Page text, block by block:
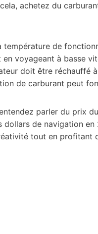
achetez du
de
voyageant à basse
doit être réchauffé
de carburant peut
parler du prix
de navigation en
tout en profitant